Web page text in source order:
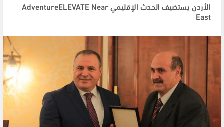
الأردن يستضيف الحدث الإقليمي AdventureELEVATE Near
East